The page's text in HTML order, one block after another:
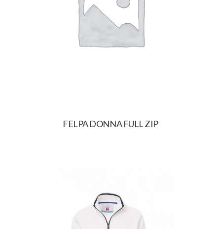
FELPA DONNA FULL ZIP